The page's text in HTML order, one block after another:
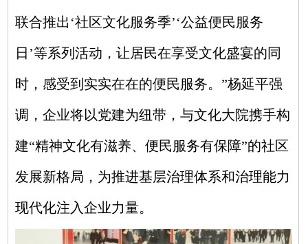
联合推出‘社区文化服务季’‘公益便民服务
日’等系列活动，让居民在享受文化盛宴的同
时，感受到实实在在的便民服务。”杨延平强
调，企业将以党建为纽带，与文化大院携手构
建“精神文化有滋养、便民服务有保障”的社区
发展新格局，为推进基层治理体系和治理能力
现代化注入企业力量。